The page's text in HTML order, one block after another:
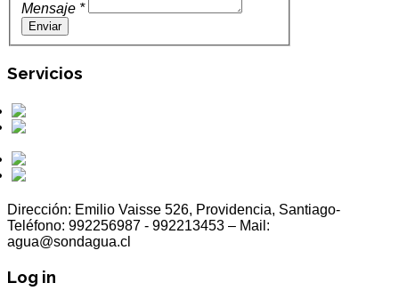
Mensaje *
Enviar
Servicios
Dirección: Emilio Vaisse 526, Providencia, Santiago-
Teléfono: 992256987 - 992213453 – Mail:
agua@sondagua.cl
Log in